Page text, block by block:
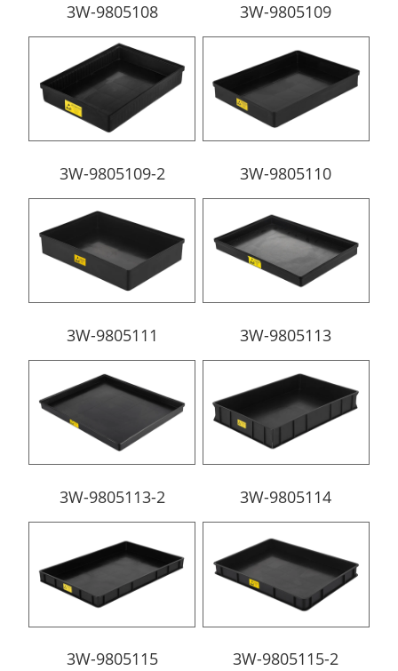
3W-9805108 3W-9805109
3W-9805109-2 3W-9805110
3W-9805111 3W-9805113
3W-9805113-2 3W-9805114
3W-9805115 3W-9805115-2